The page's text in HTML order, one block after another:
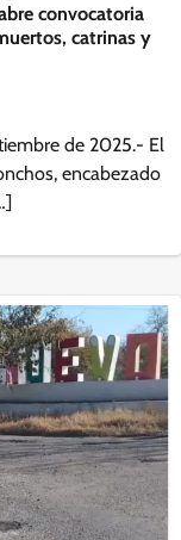
convocatoria
catrinas y
de 2025.- El
encabezado